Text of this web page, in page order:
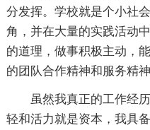
分发挥。学校就是个小社
角，并在大量的实践活动
的道理，做事积极主动，
的团队合作精神和服务精神
虽然我真正的工作经
轻和活力就是资本，我具